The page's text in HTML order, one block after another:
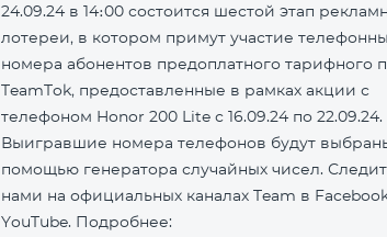
24.09.24 в 14։00 состоится шестой этап
лотереи, в котором примут участие
номера абонентов предоплатного тарифного
TeamTok, предоставленные в рамках акции с
телефоном Honor 200 Lite с 16.09.24 по 22.09.24.
Выигравшие номера телефонов будут
помощью генератора случайных чисел.
нами на официальных каналах Team в
YouTube. Подробнее: